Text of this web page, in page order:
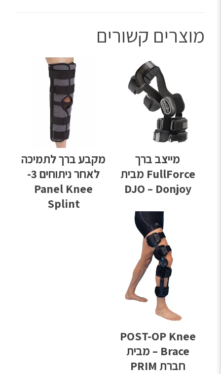
מוצרים קשורים
מייצב ברך
FullForce מבית
DJO – Donjoy
מקבע ברך לתמיכה
לאחר ניתוחים 3-
Panel Knee
Splint
POST-OP Knee
Brace – מבית
חברת PRIM